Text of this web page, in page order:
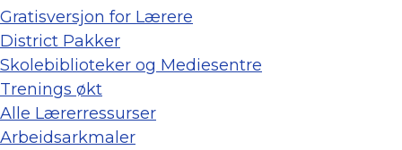
Gratisversjon for Lærere
District Pakker
Skolebiblioteker og Mediesentre
Trenings økt
Alle Lærerressurser
Arbeidsarkmaler